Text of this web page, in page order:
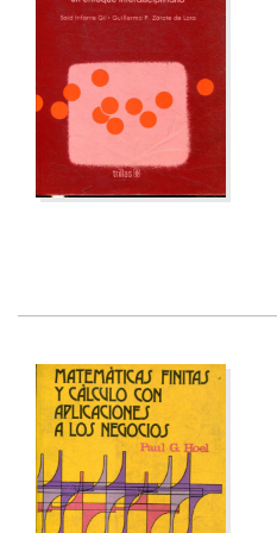
Cine
Cocina
Cómic
Discos deVinilo. LP
Divulgación científica
DVD